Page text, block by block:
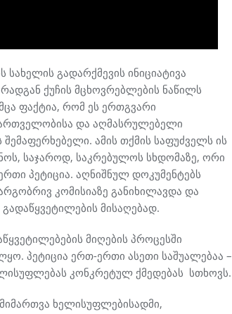
გადარქმევის ინიციატივა
ქუჩის მცხოვრებლების ნაწილს
ფაქტია, რომ ეს ერთგვარი
და აღმასრულებელი
ამის თქმის საფუძველს ის
საჯაროდ, საკრებულოს სხდომაზე, ორი
პეტიცია. აღნიშნულ დოკუმენტებს
კომისიაზე განიხილავდა და
მისაღებად.
მიღების პროცესში
პეტიცია ერთ-ერთი ასეთი საშუალებაა –
კონკრეტულ ქმედებას სთხოვს.
ხელისუფლებისადმი,